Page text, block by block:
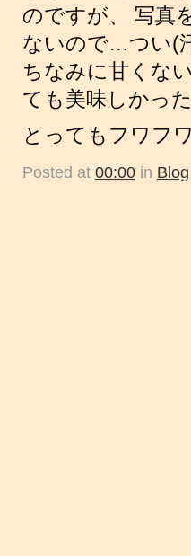
のですが、 写真
ないので…つい(
ちなみに甘くな
ても美味しかっ
とってもフワフ
Posted at 00:00 in Blog